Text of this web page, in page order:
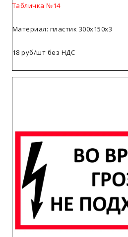
Табличка №14
Материал: пластик 300х150х3
18 руб/шт без НДС